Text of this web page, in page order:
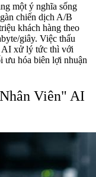
một ý nghĩa sống
chiến dịch A/B
khách hàng theo
giây. Việc thấu
AI xử lý tức thì với
ưu hóa biên lợi nhuận
Viên" AI